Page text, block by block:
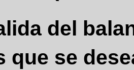
del
que se